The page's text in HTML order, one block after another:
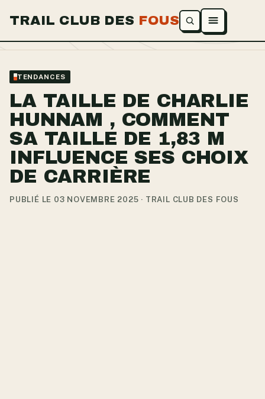
TRAIL CLUB DES FOUS Ouvrir le menu
TENDANCES
LA TAILLE DE CHARLIE
HUNNAM , COMMENT
SA TAILLE DE 1,83 M
INFLUENCE SES CHOIX
DE CARRIÈRE
PUBLIÉ LE 03 NOVEMBRE 2025 · TRAIL CLUB DES FOUS